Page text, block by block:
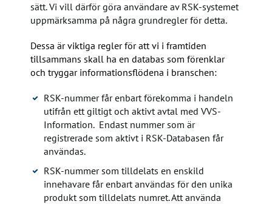
sätt. Vi vill därför göra användare av RSK-systemet
uppmärksamma på några grundregler för detta.
Dessa är viktiga regler för att vi i framtiden
tillsammans skall ha en databas som förenklar
och tryggar informationsflödena i branschen:
RSK-nummer får enbart förekomma i handeln
utifrån ett giltigt och aktivt avtal med VVS-
Information. Endast nummer som är
registrerade som aktivt i RSK-Databasen får
användas.
RSK-nummer som tilldelats en enskild
innehavare får enbart användas för den unika
produkt som tilldelats numret. Att använda